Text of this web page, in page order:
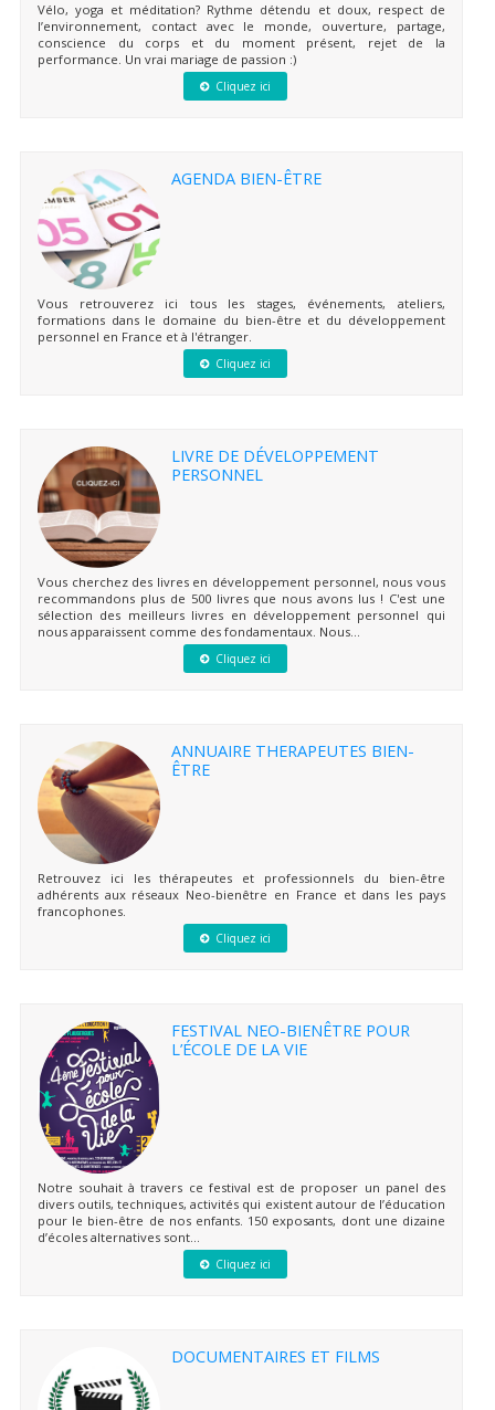
Vélo, yoga et méditation? Rythme détendu et doux, respect de
l’environnement, contact avec le monde, ouverture, partage,
conscience du corps et du moment présent, rejet de la
performance. Un vrai mariage de passion :)
Cliquez ici
AGENDA BIEN-ÊTRE
Vous retrouverez ici tous les stages, événements, ateliers,
formations dans le domaine du bien-être et du développement
personnel en France et à l'étranger.
Cliquez ici
LIVRE DE DÉVELOPPEMENT
PERSONNEL
Vous cherchez des livres en développement personnel, nous vous
recommandons plus de 500 livres que nous avons lus ! C'est une
sélection des meilleurs livres en développement personnel qui
nous apparaissent comme des fondamentaux. Nous...
Cliquez ici
ANNUAIRE THERAPEUTES BIEN-
ÊTRE
Retrouvez ici les thérapeutes et professionnels du bien-être
adhérents aux réseaux Neo-bienêtre en France et dans les pays
francophones.
Cliquez ici
FESTIVAL NEO-BIENÊTRE POUR
L’ÉCOLE DE LA VIE
Notre souhait à travers ce festival est de proposer un panel des
divers outils, techniques, activités qui existent autour de l’éducation
pour le bien-être de nos enfants. 150 exposants, dont une dizaine
d’écoles alternatives sont...
Cliquez ici
DOCUMENTAIRES ET FILMS